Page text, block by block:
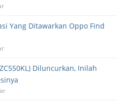
Yang Ditawarkan Oppo Find
Diluncurkan, Inilah